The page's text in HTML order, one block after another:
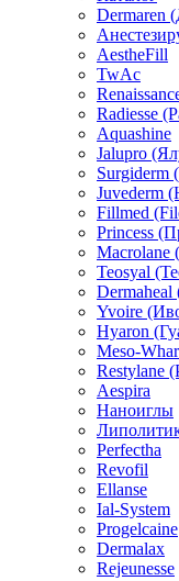
Dermaren
AestheFill
TwAc
Radiesse
Aquashine
Jalupro
Surgiderm
Juvederm
Fillmed
Princess
Macrolane
Teosyal
Yvoire
Hyaron
Meso-
Restylane
Aespira
Наноиглы
Perfectha
Revofil
Ellanse
Ial-System
Progelcaine
Dermalax
Rejeunesse